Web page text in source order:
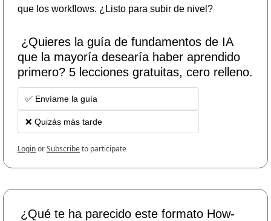
que los workflows. ¿Listo para subir de nivel?
que la mayoría desearía haber aprendido
primero? 5 lecciones gratuitas, cero relleno.
✅ Envíame la guía
❌ Quizás más tarde
LoginorSubscribeto participate
¿Qué te ha parecido este formato How-